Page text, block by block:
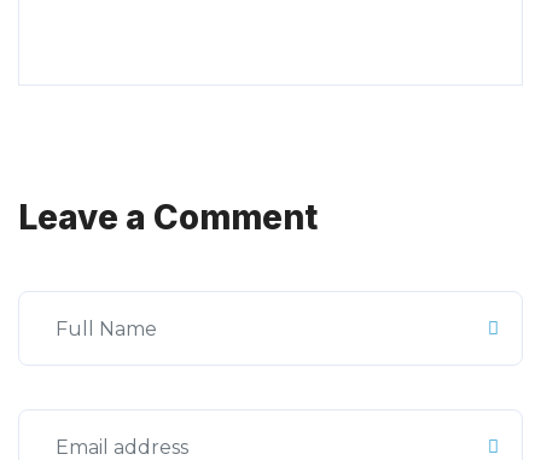
Leave a Comment